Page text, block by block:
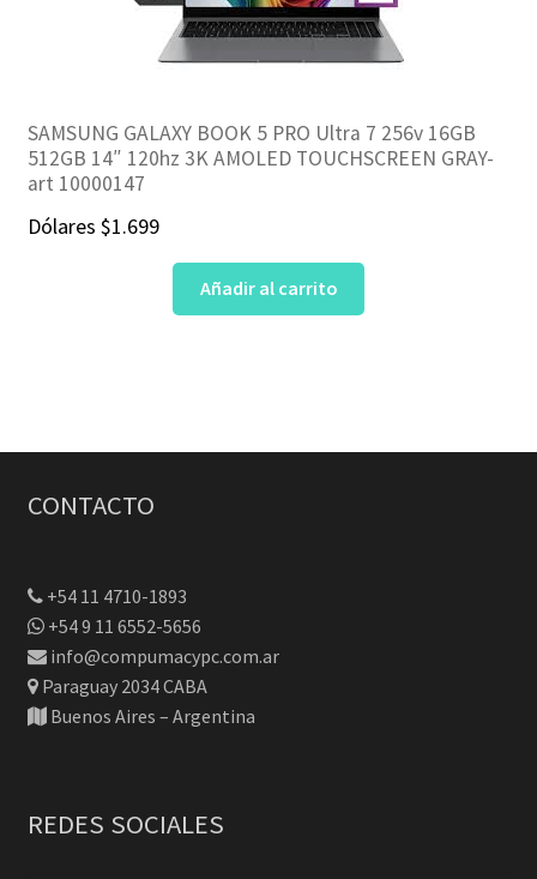
SAMSUNG GALAXY BOOK 5 PRO Ultra 7 256v 16GB
512GB 14″ 120hz 3K AMOLED TOUCHSCREEN GRAY-
art 10000147
Dólares $1.699
Añadir al carrito
CONTACTO
+54 11 4710-1893
+54 9 11 6552-5656
info@compumacypc.com.ar
Paraguay 2034 CABA
Buenos Aires – Argentina
REDES SOCIALES